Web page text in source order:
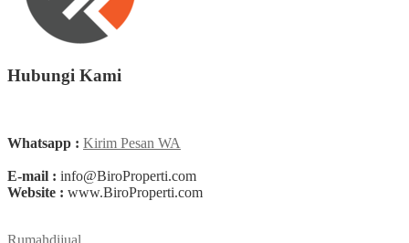
Hubungi Kami
Whatsapp : Kirim Pesan WA
E-mail : info@BiroProperti.com
Website : www.BiroProperti.com